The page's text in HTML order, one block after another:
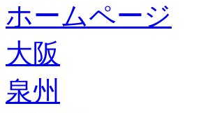
ホームページ
大阪
泉州